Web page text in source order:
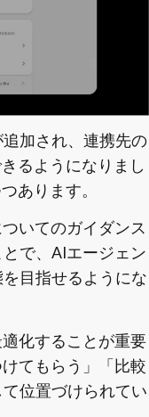
加され、連携先の
るようになりまし
あります。
いてのガイダンス
で、AIエージェン
目指せるようにな
化することが重要
てもらう」「比較
位置づけられてい